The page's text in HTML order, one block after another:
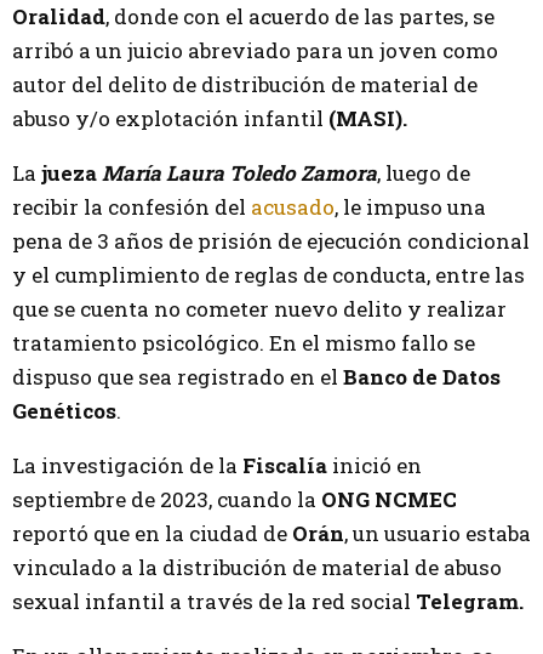
Oralidad, donde con el acuerdo de las partes, se
arribó a un juicio abreviado para un joven como
autor del delito de distribución de material de
abuso y/o explotación infantil (MASI).
La juezaMaría Laura Toledo Zamora, luego de
recibir la confesión del acusado, le impuso una
pena de 3 años de prisión de ejecución condicional
y el cumplimiento de reglas de conducta, entre las
que se cuenta no cometer nuevo delito y realizar
tratamiento psicológico. En el mismo fallo se
dispuso que sea registrado en el Banco de Datos
Genéticos.
La investigación de la Fiscalía inició en
septiembre de 2023, cuando la ONG NCMEC
reportó que en la ciudad de Orán, un usuario estaba
vinculado a la distribución de material de abuso
sexual infantil a través de la red social Telegram.